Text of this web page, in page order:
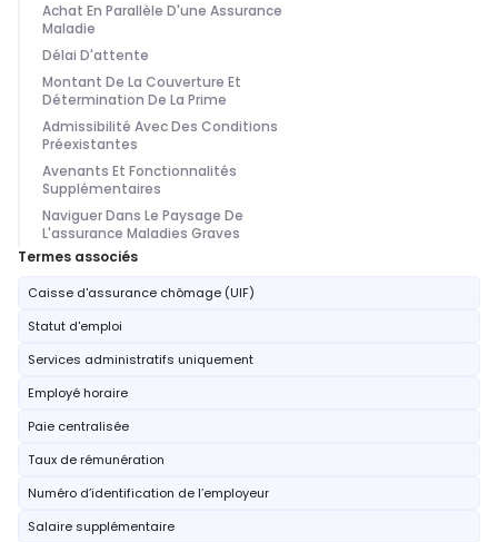
Achat En Parallèle D'une Assurance
Maladie
Délai D'attente
Montant De La Couverture Et
Détermination De La Prime
Admissibilité Avec Des Conditions
Préexistantes
Avenants Et Fonctionnalités
Supplémentaires
Naviguer Dans Le Paysage De
L'assurance Maladies Graves
Termes associés
Caisse d'assurance chômage (UIF)
Statut d'emploi
Services administratifs uniquement
Employé horaire
Paie centralisée
Taux de rémunération
Numéro d’identification de l’employeur
Salaire supplémentaire